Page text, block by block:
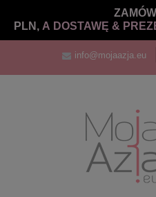
PLN, A DOSTAWĘ &
info@mojaazja.eu